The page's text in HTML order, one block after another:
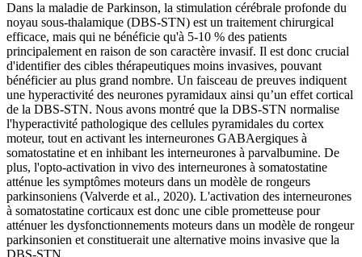
Dans la maladie de Parkinson, la stimulation cérébrale profonde du
noyau sous-thalamique (DBS-STN) est un traitement chirurgical
efficace, mais qui ne bénéficie qu'à 5-10 % des patients
principalement en raison de son caractère invasif. Il est donc crucial
d'identifier des cibles thérapeutiques moins invasives, pouvant
bénéficier au plus grand nombre. Un faisceau de preuves indiquent
une hyperactivité des neurones pyramidaux ainsi qu’un effet cortical
de la DBS-STN. Nous avons montré que la DBS-STN normalise
l'hyperactivité pathologique des cellules pyramidales du cortex
moteur, tout en activant les interneurones GABAergiques à
somatostatine et en inhibant les interneurones à parvalbumine. De
plus, l'opto-activation in vivo des interneurones à somatostatine
atténue les symptômes moteurs dans un modèle de rongeurs
parkinsoniens (Valverde et al., 2020). L'activation des interneurones
à somatostatine corticaux est donc une cible prometteuse pour
atténuer les dysfonctionnements moteurs dans un modèle de rongeur
parkinsonien et constituerait une alternative moins invasive que la